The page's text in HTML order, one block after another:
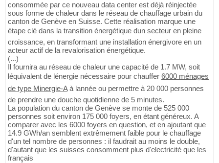
consommée par ce nouveau data center est déjà réinjectée
sous forme de chaleur dans le réseau de chauffage urbain du
canton de Genève en Suisse. Cette réalisation marque une
étape clé dans la transition énergétique dun secteur en pleine
croissance, en transformant une installation énergivore en un
acteur actif de la revalorisation énergétique.
(...)
Il fournira au réseau de chaleur une capacité de 1.7 MW, soit
léquivalent de lénergie nécessaire pour chauffer 6000 ménages
de type Minergie-Aà lannée ou permettre à 20 000 personnes
de prendre une douche quotidienne de 5 minutes.
La population du canton de Genève se monte de 525 000
personnes soit environ 175 000 foyers, en étant généreux. A
comparer avec les 6000 foyers en question, et en ajoutant que
14.9 GWh/an semblent extrêmement faible pour le chauffage
d'un tel nombre de personnes : il faudrait au moins le double,
d'autant que les suisses consomment plus d'electricité que les
français